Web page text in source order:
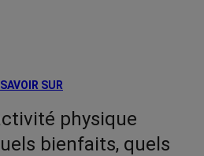
SUR
physique
bienfaits, quels